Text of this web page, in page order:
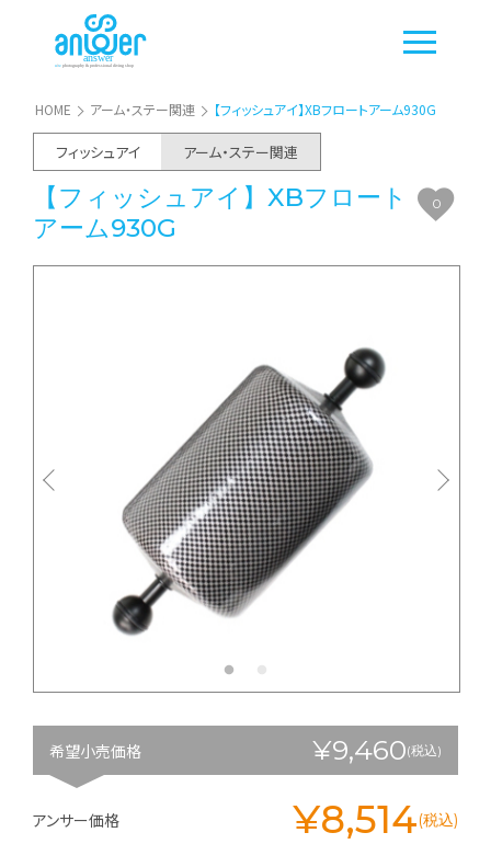
HOME アーム・ステー関連 【フィッシュアイ】XBフロートアーム930G
フィッシュアイ アーム・ステー関連
【フィッシュアイ】XBフロート
アーム930G
0
希望小売価格 ¥9,460(税込)
アンサー価格 ¥8,514(税込)